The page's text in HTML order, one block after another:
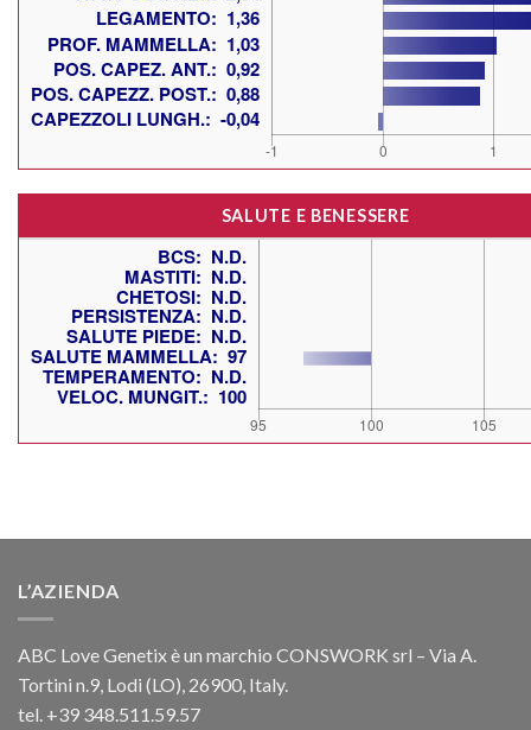
SALUTE E BENESSERE
L’AZIENDA
ABC Love Genetix è un marchio CONSWORK srl – Via A.
Tortini n.9, Lodi (LO), 26900, Italy.
tel. +39 348.511.59.57